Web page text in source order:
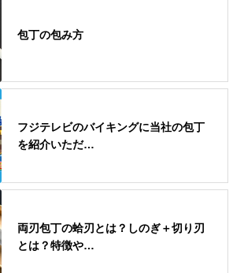
包丁の包み方
フジテレビのバイキングに当社の包丁
を紹介いただ…
両刃包丁の蛤刃とは？しのぎ＋切り刃
とは？特徴や…